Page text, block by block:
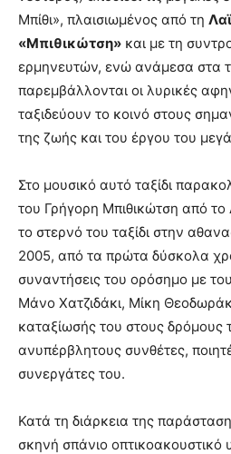
Μπίθι», πλαισιωμένος από τη
«Μπιθικώτση» και με τη
ερμηνευτών, ενώ ανάμεσα στα
παρεμβάλλονται οι λυρικές
ταξιδεύουν το κοινό στους
της ζωής και του έργου του
Στο μουσικό αυτό ταξίδι
του Γρήγορη Μπιθικώτση από
το στερνό του ταξίδι στην
2005, από τα πρώτα δύσκολα
συναντήσεις του ορόσημο με
Μάνο Χατζιδάκι, Μίκη
καταξίωσής του στους δρόμους
ανυπέρβλητους συνθέτες,
συνεργάτες του.
Κατά τη διάρκεια της
σκηνή σπάνιο οπτικοακουστικό